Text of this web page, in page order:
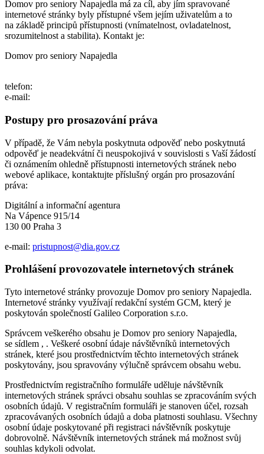
Domov pro seniory Napajedla má za cíl, aby jím spravované
internetové stránky byly přístupné všem jejím uživatelům a to
na základě principů přístupnosti (vnímatelnost, ovladatelnost,
srozumitelnost a stabilita). Kontakt je:
Domov pro seniory Napajedla
telefon:
e-mail:
Postupy pro prosazování práva
V případě, že Vám nebyla poskytnuta odpověď nebo poskytnutá
odpověď je neadekvátní či neuspokojivá v souvislosti s Vaší žádostí
či oznámením ohledně přístupnosti internetových stránek nebo
webové aplikace, kontaktujte příslušný orgán pro prosazování
práva:
Digitální a informační agentura
Na Vápence 915/14
130 00 Praha 3
e-mail: pristupnost@dia.gov.cz
Prohlášení provozovatele internetových stránek
Tyto internetové stránky provozuje Domov pro seniory Napajedla.
Internetové stránky využívají redakční systém GCM, který je
poskytován společností Galileo Corporation s.r.o.
Správcem veškerého obsahu je Domov pro seniory Napajedla,
se sídlem , . Veškeré osobní údaje návštěvníků internetových
stránek, které jsou prostřednictvím těchto internetových stránek
poskytovány, jsou spravovány výlučně správcem obsahu webu.
Prostřednictvím registračního formuláře uděluje návštěvník
internetových stránek správci obsahu souhlas se zpracováním svých
osobních údajů. V registračním formuláři je stanoven účel, rozsah
zpracovávaných osobních údajů a doba platnosti souhlasu. Všechny
osobní údaje poskytované při registraci návštěvník poskytuje
dobrovolně. Návštěvník internetových stránek má možnost svůj
souhlas kdykoli odvolat.